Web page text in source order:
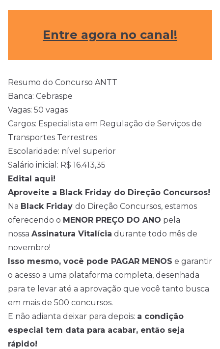
Entre agora no canal!
Resumo do Concurso ANTT
Banca: Cebraspe
Vagas: 50 vagas
Cargos: Especialista em Regulação de Serviços de
Transportes Terrestres
Escolaridade: nível superior
Salário inicial: R$ 16.413,35
Edital aqui!
Aproveite a Black Friday do Direção Concursos!
Na Black Friday do Direção Concursos, estamos
oferecendo o MENOR PREÇO DO ANO pela
nossa Assinatura Vitalícia durante todo mês de
novembro!
Isso mesmo, você pode PAGAR MENOS e garantir
o acesso a uma plataforma completa, desenhada
para te levar até a aprovação que você tanto busca
em mais de 500 concursos.
E não adianta deixar para depois: a condição
especial tem data para acabar, então seja
rápido!